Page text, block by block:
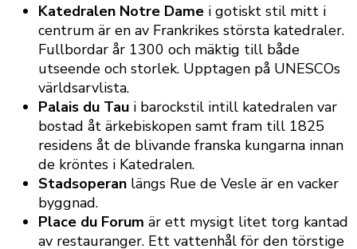
Katedralen Notre Dame i gotiskt stil mitt i
centrum är en av Frankrikes största katedraler.
Fullbordar år 1300 och mäktig till både
utseende och storlek. Upptagen på UNESCOs
världsarvlista.
Palais du Tau i barockstil intill katedralen var
bostad åt ärkebiskopen samt fram till 1825
residens åt de blivande franska kungarna innan
de kröntes i Katedralen.
Stadsoperan längs Rue de Vesle är en vacker
byggnad.
Place du Forum är ett mysigt litet torg kantad
av restauranger. Ett vattenhål för den törstige